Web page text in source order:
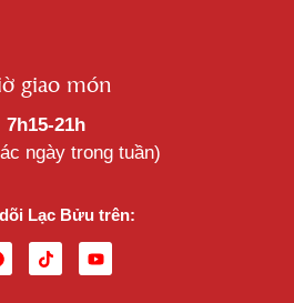
giao món
7h15-21h
ngày trong tuần)
Lạc Bửu trên: